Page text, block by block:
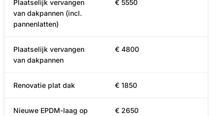
Plaatselijk vervangen
van dakpannen (incl.
pannenlatten)
€ 5550
Plaatselijk vervangen
van dakpannen
€ 4800
Renovatie plat dak € 1850
Nieuwe EPDM-laag op
€ 2650